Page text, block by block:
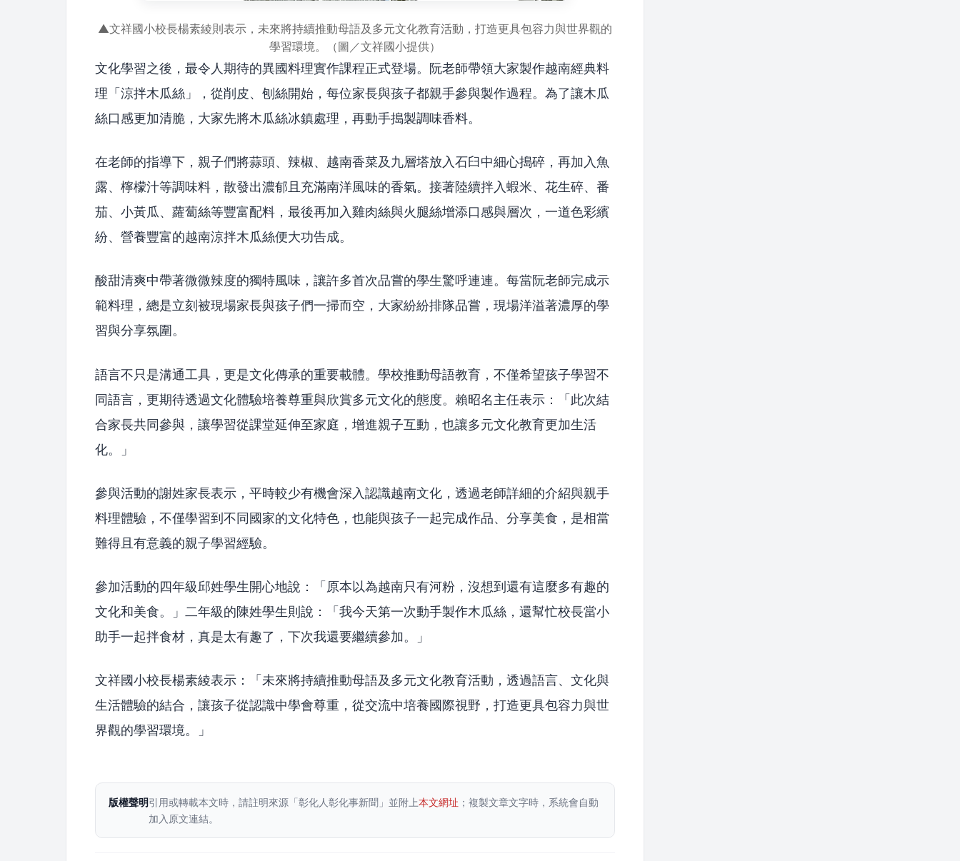
▲文祥國小校長楊素綾則表示，未來將持續推動母語及多元文化教育活動，打造更具包容力與世界觀的
學習環境。（圖／文祥國小提供）
文化學習之後，最令人期待的異國料理實作課程正式登場。阮老師帶領大家製作越南經典料
理「涼拌木瓜絲」，從削皮、刨絲開始，每位家長與孩子都親手參與製作過程。為了讓木瓜
絲口感更加清脆，大家先將木瓜絲冰鎮處理，再動手搗製調味香料。
在老師的指導下，親子們將蒜頭、辣椒、越南香菜及九層塔放入石臼中細心搗碎，再加入魚
露、檸檬汁等調味料，散發出濃郁且充滿南洋風味的香氣。接著陸續拌入蝦米、花生碎、番
茄、小黃瓜、蘿蔔絲等豐富配料，最後再加入雞肉絲與火腿絲增添口感與層次，一道色彩繽
紛、營養豐富的越南涼拌木瓜絲便大功告成。
酸甜清爽中帶著微微辣度的獨特風味，讓許多首次品嘗的學生驚呼連連。每當阮老師完成示
範料理，總是立刻被現場家長與孩子們一掃而空，大家紛紛排隊品嘗，現場洋溢著濃厚的學
習與分享氛圍。
語言不只是溝通工具，更是文化傳承的重要載體。學校推動母語教育，不僅希望孩子學習不
同語言，更期待透過文化體驗培養尊重與欣賞多元文化的態度。賴昭名主任表示：「此次結
合家長共同參與，讓學習從課堂延伸至家庭，增進親子互動，也讓多元文化教育更加生活
化。」
參與活動的謝姓家長表示，平時較少有機會深入認識越南文化，透過老師詳細的介紹與親手
料理體驗，不僅學習到不同國家的文化特色，也能與孩子一起完成作品、分享美食，是相當
難得且有意義的親子學習經驗。
參加活動的四年級邱姓學生開心地說：「原本以為越南只有河粉，沒想到還有這麼多有趣的
文化和美食。」二年級的陳姓學生則說：「我今天第一次動手製作木瓜絲，還幫忙校長當小
助手一起拌食材，真是太有趣了，下次我還要繼續參加。」
文祥國小校長楊素綾表示：「未來將持續推動母語及多元文化教育活動，透過語言、文化與
生活體驗的結合，讓孩子從認識中學會尊重，從交流中培養國際視野，打造更具包容力與世
界觀的學習環境。」
版權聲明引用或轉載本文時，請註明來源「彰化人彰化事新聞」並附上本文網址 ；複製文章文字時，系統會自動
加入原文連結。